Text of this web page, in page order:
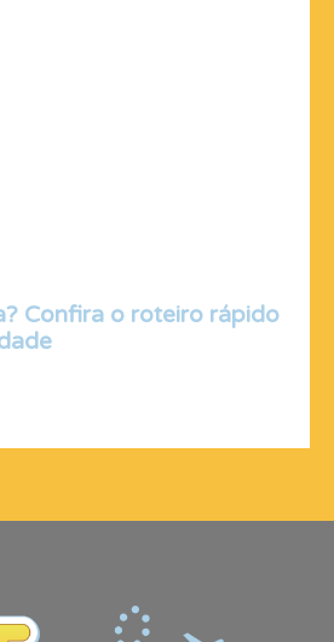
Confira o roteiro rápido